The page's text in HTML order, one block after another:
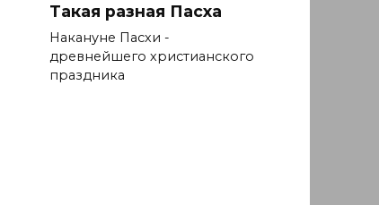
Такая разная Пасха
Накануне Пасхи -
древнейшего христианского
праздника